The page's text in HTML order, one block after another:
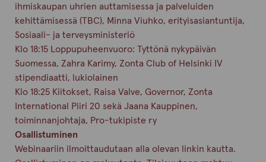
ihmiskaupan uhrien auttamisessa ja palveluiden
kehittämisessä (TBC), Minna Viuhko, erityisasiantuntija,
Sosiaali- ja terveysministeriö
Klo 18:15 Loppupuheenvuoro: Tyttönä nykypäivän
Suomessa, Zahra Karimy, Zonta Club of Helsinki IV
stipendiaatti, lukiolainen
Klo 18:25 Kiitokset, Raisa Valve, Governor, Zonta
International Piiri 20 sekä Jaana Kauppinen,
toiminnanjohtaja, Pro-tukipiste ry
Osallistuminen
Webinaariin ilmoittaudutaan alla olevan linkin kautta.